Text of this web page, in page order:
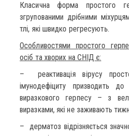
Класична форма простого
згрупованими дрібними
тлі, які швидко регресують.
Особливостями простого
осіб та хворих на СНІД є:
– реактивація вірусу
імунодефіциту призводить до
виразкового герпесу – з
виразками, які не заживають
– дерматоз відрізняється